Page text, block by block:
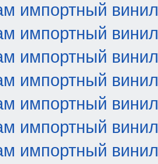
импортный винил
импортный винил
импортный винил
импортный винил
импортный винил
импортный винил
импортный винил